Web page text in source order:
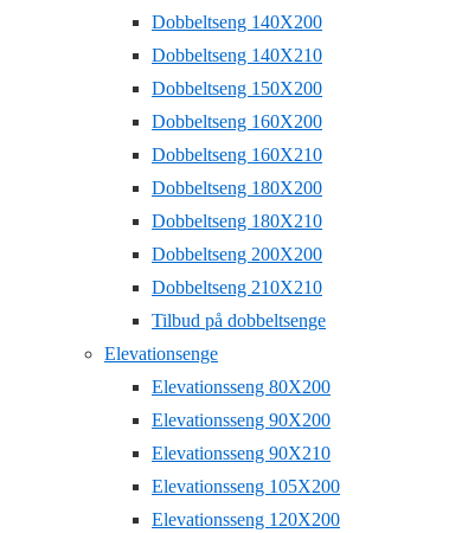
Dobbeltseng 140X200
Dobbeltseng 140X210
Dobbeltseng 150X200
Dobbeltseng 160X200
Dobbeltseng 160X210
Dobbeltseng 180X200
Dobbeltseng 180X210
Dobbeltseng 200X200
Dobbeltseng 210X210
Tilbud på dobbeltsenge
Elevationsenge
Elevationsseng 80X200
Elevationsseng 90X200
Elevationsseng 90X210
Elevationsseng 105X200
Elevationsseng 120X200